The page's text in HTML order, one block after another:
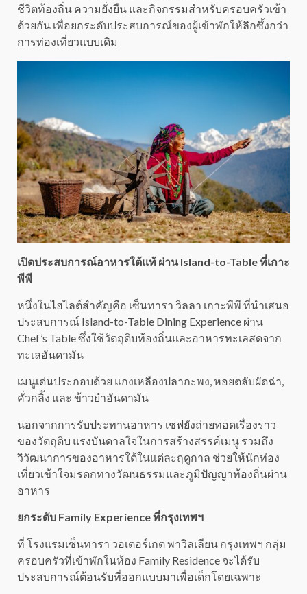
ชีวิตท้องถิ่น ความยั่งยืน และกิจกรรมสำหรับครอบครัวเข้า
ด้วยกัน เพื่อยกระดับประสบการณ์ของผู้เข้าพักให้ลึกซึ้งกว่า
การท่องเที่ยวแบบเดิม
เปิดประสบการณ์อาหารใต้แท้ ผ่าน Island-to-Table ที่เกาะ
พีพี
หนึ่งในไฮไลต์สำคัญคือ เซ็นทารา วิลลา เกาะพีพี ที่นำเสนอ
ประสบการณ์ Island-to-Table Dining Experience ผ่าน
Chef’s Table ซึ่งใช้วัตถุดิบท้องถิ่นและอาหารทะเลสดจาก
ทะเลอันดามัน
เมนูเด่นประกอบด้วย แกงเหลืองปลากะพง, หอยตลับผัดฉ่า,
คั่วกลิ้ง และ ข้าวยำอันดามัน
นอกจากการรับประทานอาหาร เชฟยังถ่ายทอดเรื่องราว
ของวัตถุดิบ แรงบันดาลใจในการสร้างสรรค์เมนู รวมถึง
วิวัฒนาการของอาหารใต้ในแต่ละฤดูกาล ช่วยให้นักท่อง
เที่ยวเข้าใจมรดกทางวัฒนธรรมและภูมิปัญญาท้องถิ่นผ่าน
อาหาร
ยกระดับ Family Experience ที่กรุงเทพฯ
ที่ โรงแรมเซ็นทารา วอเตอร์เกต พาวิลเลียน กรุงเทพฯ กลุ่ม
ครอบครัวที่เข้าพักในห้อง Family Residence จะได้รับ
ประสบการณ์ต้อนรับที่ออกแบบมาเพื่อเด็กโดยเฉพาะ